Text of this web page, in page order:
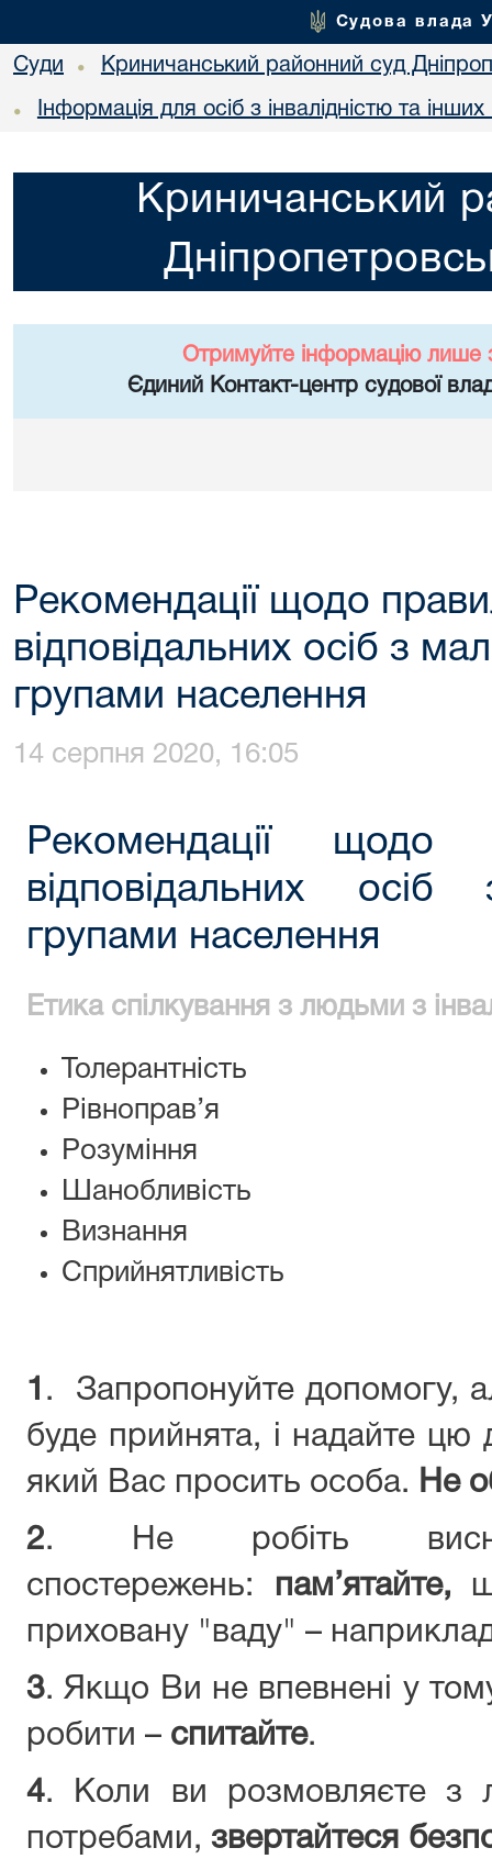
Судова влада
Суди • Криничанський районний суд
• Інформація для осіб з інвалідністю та
Криничанський
Отримуйте інформацію лише
Єдиний Контакт-центр судової
Рекомендації щодо
відповідальних осіб з
групами населення
14 серпня 2020, 16:05
Рекомендації щодо
відповідальних
групами населення
Етика спілкування з людьми з
Толерантність
Рівноправ’я
Розуміння
Шанобливість
Визнання
Сприйнятливість
1 . Запропонуйте допомогу,
буде прийнята, і надайте цю
який Вас просить особа. Не
2. Не робіть
спостережень:
пам’ятайте,
приховану "ваду" –
3. Якщо Ви не впевнені у
робити – спитайте.
4. Коли ви розмовляєте з
потребами, звертайтеся